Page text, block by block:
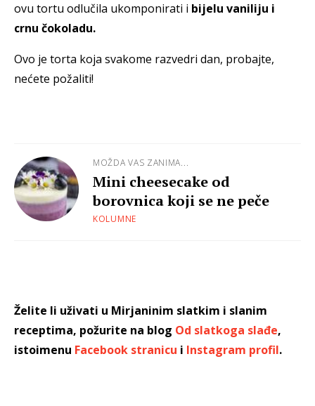
ovu tortu odlučila ukomponirati i bijelu vaniliju i
crnu čokoladu.
Ovo je torta koja svakome razvedri dan, probajte,
nećete požaliti!
MOŽDA VAS ZANIMA...
Mini cheesecake od
borovnica koji se ne peče
KOLUMNE
Želite li uživati u Mirjaninim slatkim i slanim
receptima, požurite na blog Od slatkoga slađe,
istoimenu Facebook stranicu i Instagram profil.